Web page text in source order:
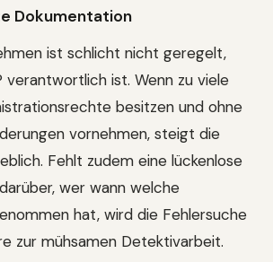
Dokumentation
ist schlicht nicht geregelt,
verantwortlich ist. Wenn zu viele
besitzen und ohne
vornehmen, steigt die
Fehlt zudem eine lückenlose
wer wann welche
hat, wird die Fehlersuche
zur mühsamen Detektivarbeit.